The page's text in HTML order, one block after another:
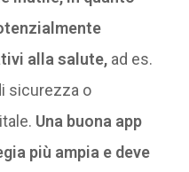
alla salute,ad es.
sicurezza o
Una buona app
più ampia e deve